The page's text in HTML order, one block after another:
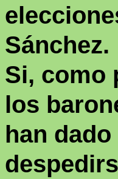
Sánchez.
Si, como
los
han